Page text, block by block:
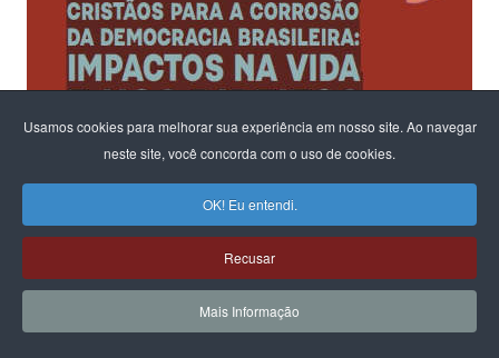
Usamos cookies para melhorar sua experiência em nosso site. Ao navegar
neste site, você concorda com o uso de cookies.
OK! Eu entendi.
Recusar
Mais Informação